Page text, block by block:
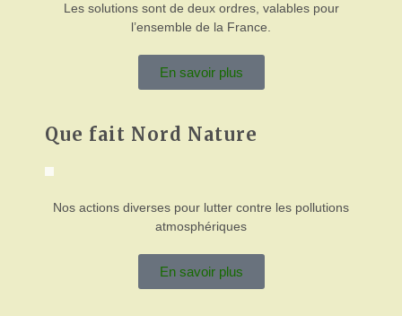
Les solutions sont de deux ordres, valables pour
l’ensemble de la France.
En savoir plus
Que fait Nord Nature
Nos actions diverses pour lutter contre les pollutions
atmosphériques
En savoir plus